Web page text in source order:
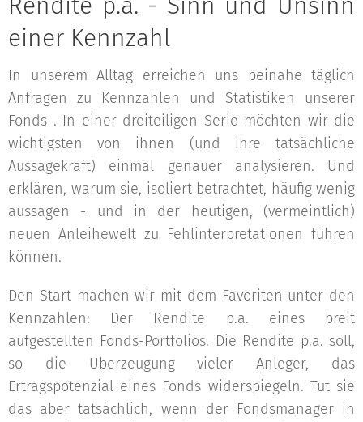
einer Kennzahl
In unserem Alltag erreichen uns beinahe täglich
Anfragen zu Kennzahlen und Statistiken unserer
Fonds . In einer dreiteiligen Serie möchten wir die
wichtigsten von ihnen (und ihre tatsächliche
Aussagekraft) einmal genauer analysieren. Und
erklären, warum sie, isoliert betrachtet, häufig wenig
aussagen - und in der heutigen, (vermeintlich)
neuen Anleihewelt zu Fehlinterpretationen führen
können.
Den Start machen wir mit dem Favoriten unter den
Kennzahlen: Der Rendite p.a. eines breit
aufgestellten Fonds-Portfolios. Die Rendite p.a. soll,
so die Überzeugung vieler Anleger, das
Ertragspotenzial eines Fonds widerspiegeln. Tut sie
das aber tatsächlich, wenn der Fondsmanager in